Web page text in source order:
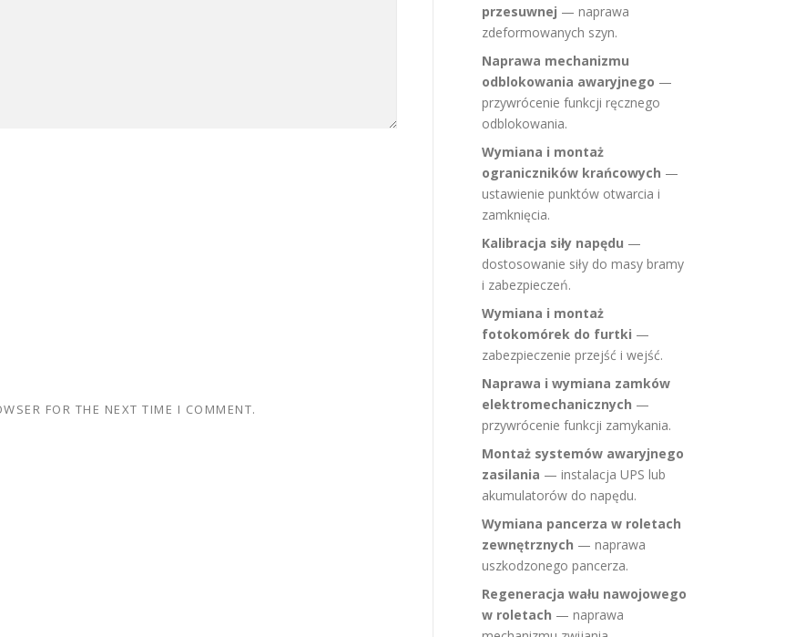
FOR THE NEXT TIME I COMMENT.
przesuwnej — naprawa
zdeformowanych szyn.
Naprawa mechanizmu
odblokowania awaryjnego —
przywrócenie funkcji ręcznego
odblokowania.
Wymiana i montaż
ograniczników krańcowych —
ustawienie punktów otwarcia i
zamknięcia.
Kalibracja siły napędu —
dostosowanie siły do masy bramy
i zabezpieczeń.
Wymiana i montaż
fotokomórek do furtki —
zabezpieczenie przejść i wejść.
Naprawa i wymiana zamków
elektromechanicznych —
przywrócenie funkcji zamykania.
Montaż systemów awaryjnego
zasilania — instalacja UPS lub
akumulatorów do napędu.
Wymiana pancerza w roletach
zewnętrznych — naprawa
uszkodzonego pancerza.
Regeneracja wału nawojowego
w roletach — naprawa